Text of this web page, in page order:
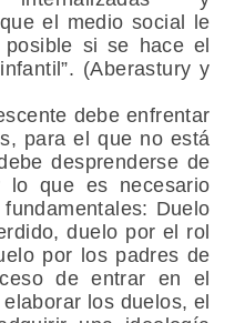
el medio social le
si se hace el
(Aberastury y
debe enfrentar
para el que no está
desprenderse de
lo que es necesario
Duelo
duelo por el rol
por los padres de
de entrar en el
los duelos, el